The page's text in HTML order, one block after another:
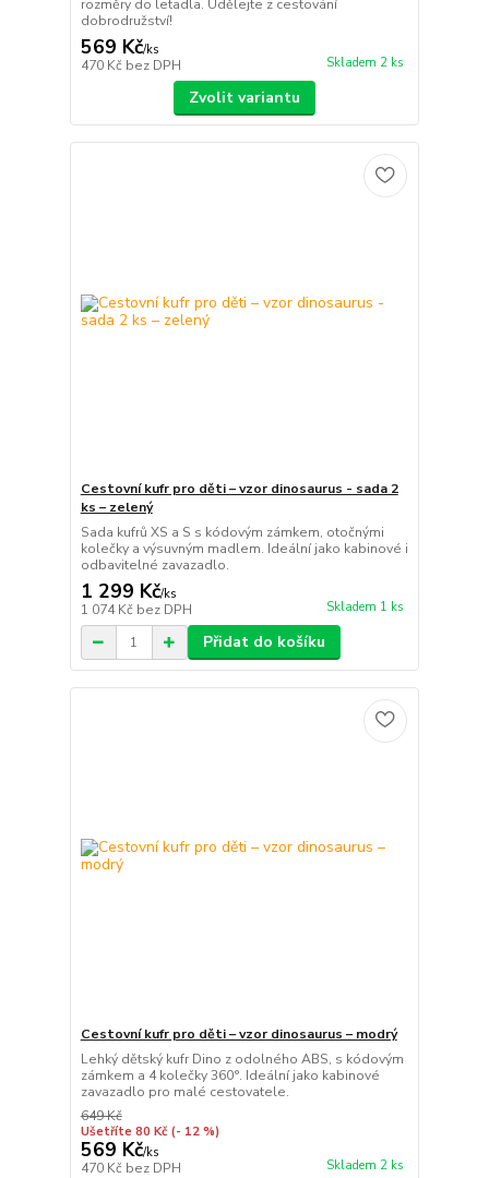
rozměry do letadla. Udělejte z cestování
dobrodružství!
569 Kč/ks
470 Kč bez DPH Skladem 2 ks
Zvolit variantu
Cestovní kufr pro děti – vzor dinosaurus - sada 2
ks – zelený
Sada kufrů XS a S s kódovým zámkem, otočnými
kolečky a výsuvným madlem. Ideální jako kabinové i
odbavitelné zavazadlo.
1 299 Kč/ks
1 074 Kč bez DPH Skladem 1 ks
Přidat do košíku
Cestovní kufr pro děti – vzor dinosaurus – modrý
Lehký dětský kufr Dino z odolného ABS, s kódovým
zámkem a 4 kolečky 360°. Ideální jako kabinové
zavazadlo pro malé cestovatele.
649 Kč
Ušetříte 80 Kč (- 12 %)
569 Kč/ks
470 Kč bez DPH Skladem 2 ks